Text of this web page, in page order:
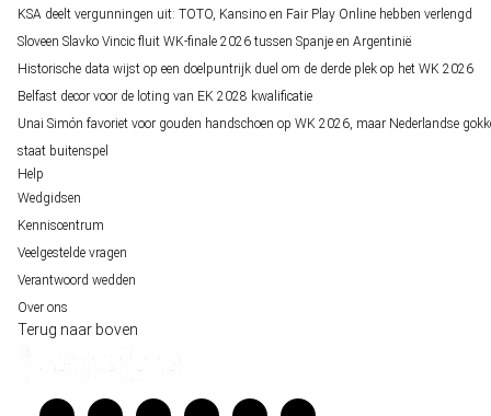
KSA deelt vergunningen uit: TOTO, Kansino en Fair Play Online hebben verlengd
Sloveen Slavko Vincic fluit WK-finale 2026 tussen Spanje en Argentinië
Historische data wijst op een doelpuntrijk duel om de derde plek op het WK 2026
Belfast decor voor de loting van EK 2028 kwalificatie
Unai Simón favoriet voor gouden handschoen op WK 2026, maar Nederlandse
staat buitenspel
Help
Wedgidsen
Kenniscentrum
Veelgestelde vragen
Verantwoord wedden
Over ons
Terug naar boven